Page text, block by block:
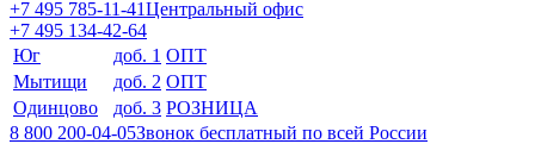
+7 495 785-11-41Центральный офис
+7 495 134-42-64
Юг
доб. 1 ОПТ
Мытищи
доб. 2 ОПТ
Одинцово
доб. 3 РОЗНИЦА
8 800 200-04-05Звонок бесплатный по всей России